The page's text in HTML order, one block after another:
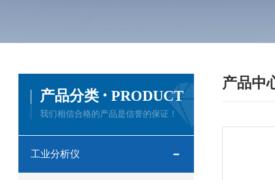
产品中
产品分类 · PRODUCT
我们相信合格的产品是信誉的保证！
工业分析仪